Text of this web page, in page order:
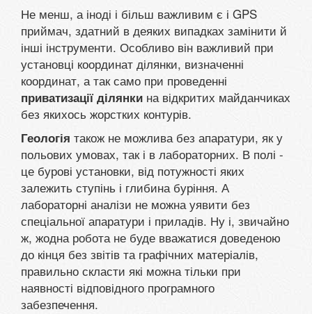
Не менш, а іноді і більш важливим є і GPS
приймач, здатний в деяких випадках замінити й
інші інструменти. Особливо він важливий при
установці координат ділянки, визначенні
координат, а так само при проведенні
приватизації ділянки на відкритих майданчиках
без якихось жорстких контурів.
Геологія також не можлива без апаратури, як у
польових умовах, так і в лабораторних. В полі -
це бурові установки, від потужності яких
залежить ступінь і глибина буріння. А
лабораторні аналізи не можна уявити без
спеціальної апаратури і приладів. Ну і, звичайно
ж, жодна робота не буде вважатися доведеною
до кінця без звітів та графічних матеріалів,
правильно скласти які можна тільки при
наявності відповідного програмного
забезпечення.